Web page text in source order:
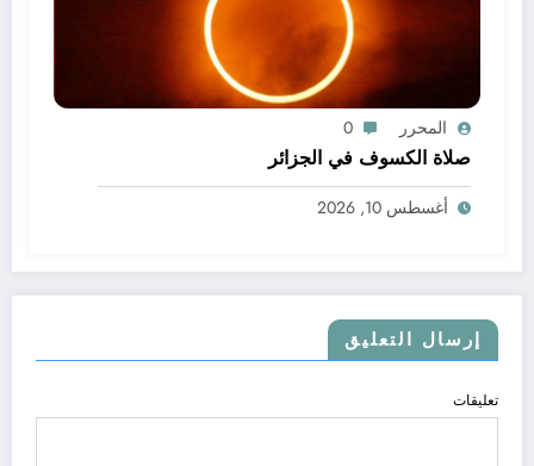
المحرر 0
صلاة الكسوف في الجزائر
أغسطس 10, 2026
إرسال التعليق
تعليقات